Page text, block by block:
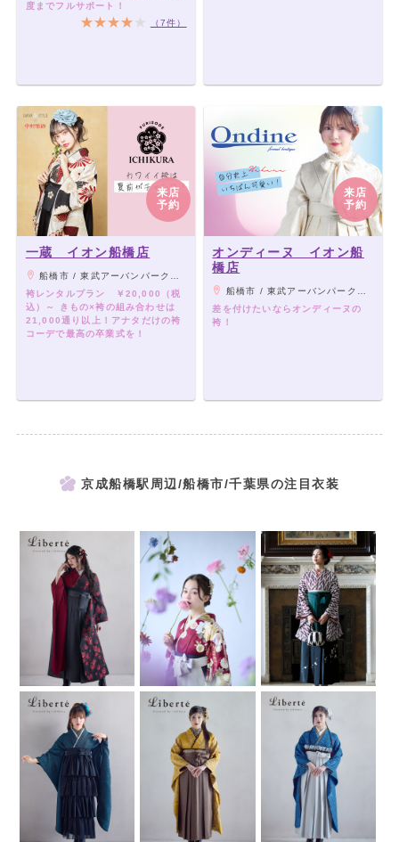
度までフルサポート！
（7件）
来店
予約
一蔵 イオン船橋店
船橋市 / 東武アーバンパークライン「新船橋駅」より徒歩4分
袴レンタルプラン ￥20,000（税
込）～ きもの×袴の組み合わせは
21,000通り以上！アナタだけの袴
コーデで最高の卒業式を！
来店
予約
オンディーヌ イオン船
橋店
船橋市 / 東武アーバンパークライン「新船橋駅」より徒歩4分
差を付けたいならオンディーヌの
袴！
京成船橋駅周辺/船橋市/千葉県の注目衣装